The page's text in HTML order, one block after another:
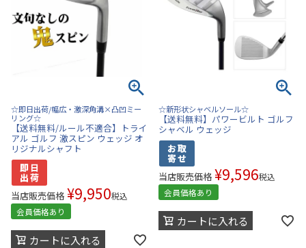
☆即日出荷/幅広・激深角溝×凸凹ミー
リング☆
【送料無料/ルール不適合】トライ
アル ゴルフ 激スピン ウェッジ オ
リジナルシャフト
当店販売価格 ¥9,950税込
会員価格あり
カートに入れる
☆新形状シャベルソール☆
【送料無料】パワービルト ゴルフ
シャベル ウェッジ
当店販売価格 ¥9,596税込
会員価格あり
カートに入れる